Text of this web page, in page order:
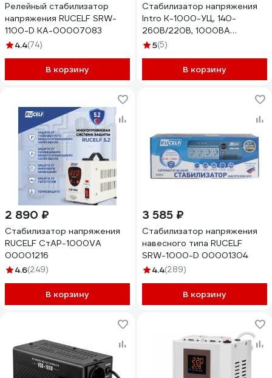
Релейный стабилизатор
напряжения RUCELF SRW-
1100-D КА-00007083
4.4(74)
В корзину
Стабилизатор напряжения
Intro К-1000-УЦ, 140-
260В/220В, 1000ВА
Б0064662
5(5)
В корзину
2 890 ₽
Стабилизатор напряжения
RUCELF СтАР-1000VA
00001216
4.6(249)
В корзину
3 585 ₽
Стабилизатор напряжения
навесного типа RUCELF
SRW-1000-D 00001304
4.4(289)
В корзину